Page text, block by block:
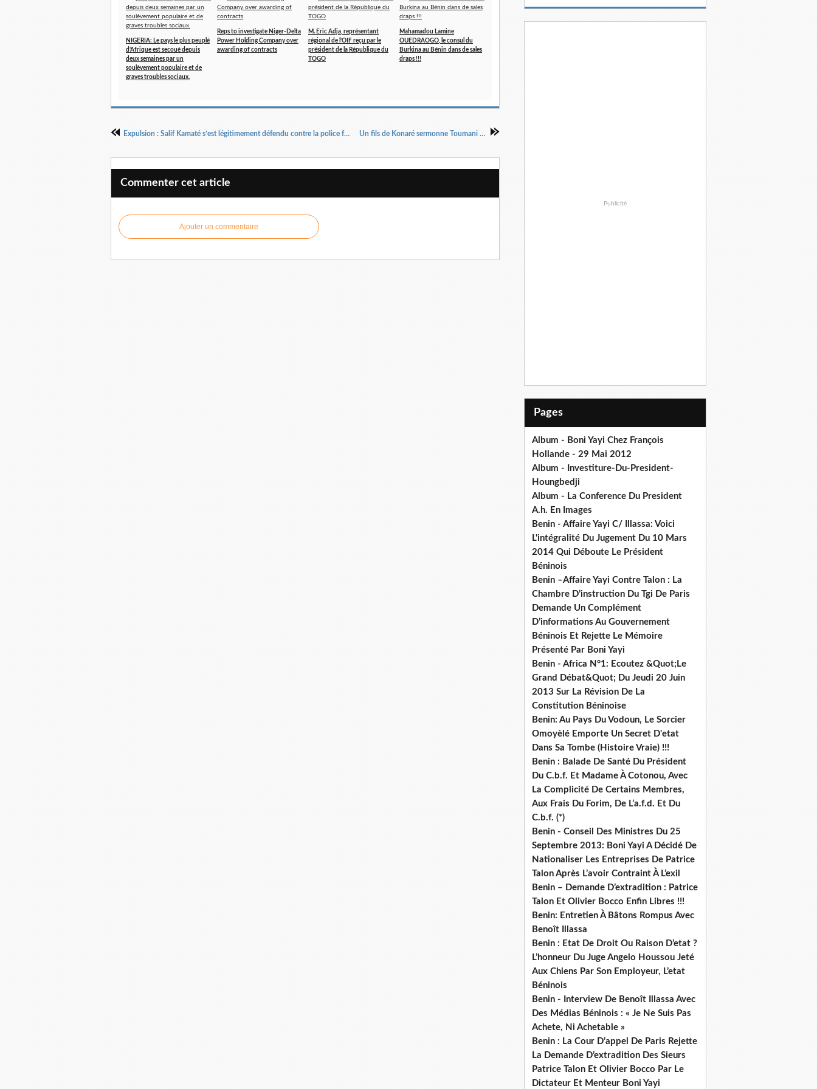
NIGERIA: Le pays le plus peuplé
d’Afrique est secoué depuis
deux semaines par un
soulèvement populaire et de
graves troubles sociaux.
Reps to investigate Niger-Delta
Power Holding Company over
awarding of contracts
M. Eric Adja, représentant
régional de l’OIF reçu par le
président de la République du
TOGO
Mahamadou Lamine
OUEDRAOGO, le consul du
Burkina au Bénin dans de sales
draps !!!
Expulsion : Salif Kamaté s’est légitimement défendu contre la police française Un fils de Konaré sermonne Toumani Touré
Commenter cet article
Ajouter un commentaire
Publicité
Pages
Album - Boni Yayi Chez François
Hollande - 29 Mai 2012
Album - Investiture-Du-President-
Houngbedji
Album - La Conference Du President
A.h. En Images
Benin - Affaire Yayi C/ Illassa: Voici
L'intégralité Du Jugement Du 10 Mars
2014 Qui Déboute Le Président
Béninois
Benin –Affaire Yayi Contre Talon : La
Chambre D’instruction Du Tgi De Paris
Demande Un Complément
D’informations Au Gouvernement
Béninois Et Rejette Le Mémoire
Présenté Par Boni Yayi
Benin - Africa N°1: Ecoutez &Quot;Le
Grand Débat&Quot; Du Jeudi 20 Juin
2013 Sur La Révision De La
Constitution Béninoise
Benin: Au Pays Du Vodoun, Le Sorcier
Omoyèlé Emporte Un Secret D'etat
Dans Sa Tombe (Histoire Vraie) !!!
Benin : Balade De Santé Du Président
Du C.b.f. Et Madame À Cotonou, Avec
La Complicité De Certains Membres,
Aux Frais Du Forim, De L’a.f.d. Et Du
C.b.f. (*)
Benin - Conseil Des Ministres Du 25
Septembre 2013: Boni Yayi A Décidé De
Nationaliser Les Entreprises De Patrice
Talon Après L’avoir Contraint À L’exil
Benin – Demande D’extradition : Patrice
Talon Et Olivier Bocco Enfin Libres !!!
Benin: Entretien À Bâtons Rompus Avec
Benoît Illassa
Benin : Etat De Droit Ou Raison D’etat ?
L’honneur Du Juge Angelo Houssou Jeté
Aux Chiens Par Son Employeur, L’etat
Béninois
Benin - Interview De Benoît Illassa Avec
Des Médias Béninois : « Je Ne Suis Pas
Achete, Ni Achetable »
Benin : La Cour D’appel De Paris Rejette
La Demande D’extradition Des Sieurs
Patrice Talon Et Olivier Bocco Par Le
Dictateur Et Menteur Boni Yayi